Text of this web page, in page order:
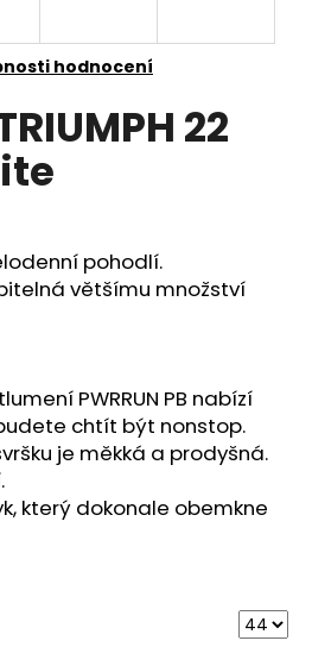
hodnocení
22
pohodlí.
většímu množství
PWRRUN PB nabízí
chtít být nonstop.
je měkká a prodyšná.
který dokonale obemkne